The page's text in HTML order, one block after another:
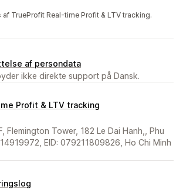
TrueProfit Real-time Profit & LTV tracking.
af persondata
ikke direkte support på Dansk.
Profit & LTV tracking
Flemington Tower, 182 Le Dai Hanh,, Phu
EID: 079211809826, Ho Chi Minh